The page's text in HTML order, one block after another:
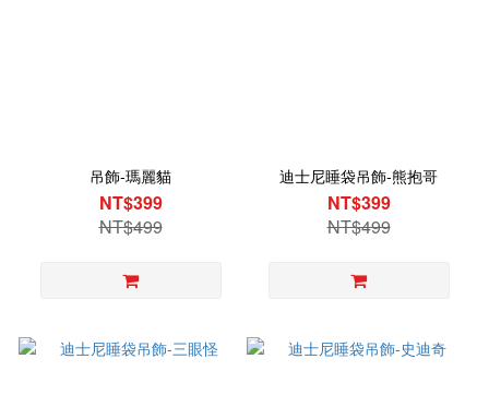
吊飾-瑪麗貓
NT$399
NT$499
迪士尼睡袋吊飾-熊抱哥
NT$399
NT$499